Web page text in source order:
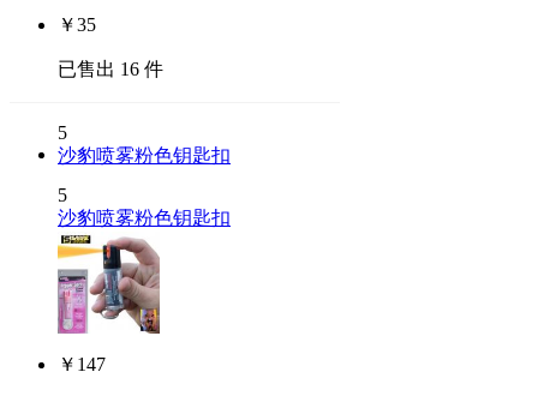
￥35
已售出 16 件
5
沙豹喷雾粉色钥匙扣
5
沙豹喷雾粉色钥匙扣
￥ 147